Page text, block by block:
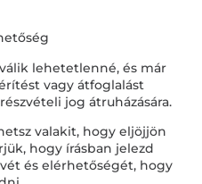
lehetetlenné, és már
vagy átfoglalást
jog átruházására.
valakit, hogy eljöjjön
hogy írásban jelezd
és elérhetőségét, hogy